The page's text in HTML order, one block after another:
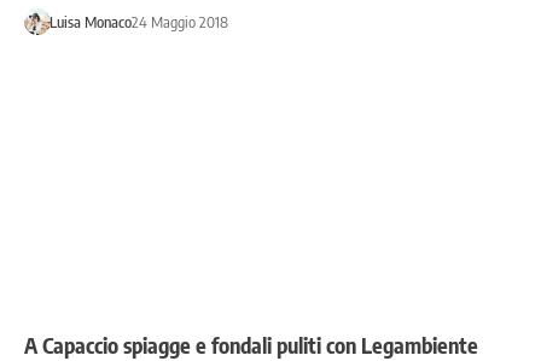
Luisa Monaco24 Maggio 2018
A Capaccio spiagge e fondali puliti con Legambiente